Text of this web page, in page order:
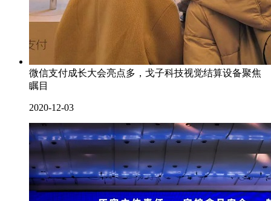
微信支付成长大会亮点多，戈子科技视觉结算设备聚焦
瞩目
2020-12-03